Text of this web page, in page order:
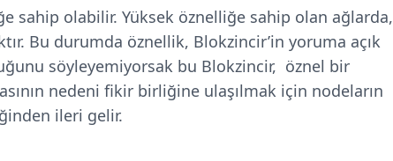
sahip olabilir. Yüksek öznelliğe sahip olan ağlarda,
Bu durumda öznellik, Blokzincir’in yoruma açık
söyleyemiyorsak bu Blokzincir, öznel bir
nedeni fikir birliğine ulaşılmak için nodeların
ileri gelir.